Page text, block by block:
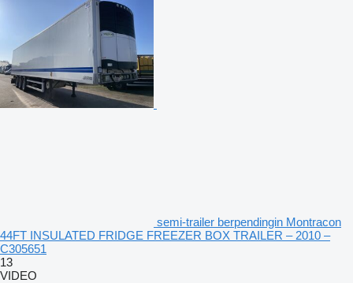
semi-trailer berpendingin Montracon
44FT INSULATED FRIDGE FREEZER BOX TRAILER – 2010 –
C305651
13
VIDEO